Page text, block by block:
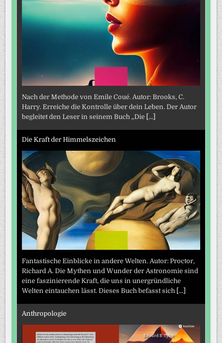
Nach der Methode von Emile Coué. Autor: Brooks, C.
Harry. Erreiche die Kontrolle über dein Leben. Der Autor
begleitet den Leser in seinem Buch „Die [...]
Die Kraft der Himmelszeichen
Fantastische Einblicke in andere Welten. Autor: Proctor,
Richard A. Die Mythen und Wunder der Astronomie sind
eine faszinierende Kraft, die uns in unergründliche
Welten eintauchen lässt. Dieses Buch befasst sich
[...]
Anthropologie